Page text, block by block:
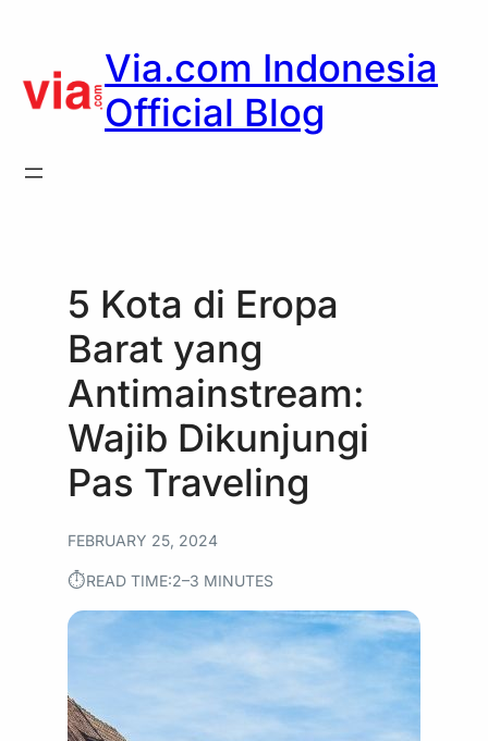
content
Via.com Indonesia
Official Blog
5 Kota di Eropa
Barat yang
Antimainstream:
Wajib Dikunjungi
Pas Traveling
FEBRUARY 25, 2024
⏱︎READ TIME:2–3 MINUTES